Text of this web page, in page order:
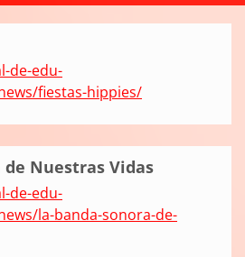
de-edu-
fiestas-hippies/
de Nuestras Vidas
de-edu-
la-banda-sonora-de-